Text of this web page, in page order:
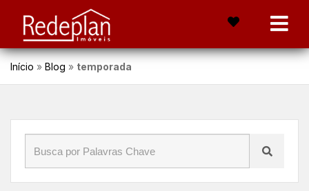
Início » Blog » temporada